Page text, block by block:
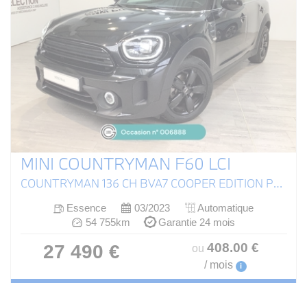
MINI COUNTRYMAN F60 LCI
COUNTRYMAN 136 CH BVA7 COOPER EDITION PREMIUM
Essence 03/2023
Automatique
54 755km
Garantie 24 mois
27 490 € ou 408.00 €
/ mois i